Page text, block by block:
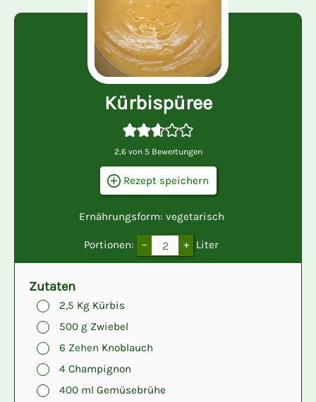
Kürbispüree
2,6von 5Bewertungen
Rezept speichern
Ernährungsform: vegetarisch
Portionen: – + Liter
Zutaten
▢
2,5 Kg Kürbis
▢
500 g Zwiebel
▢
6 Zehen Knoblauch
▢
4 Champignon
▢
400 ml Gemüsebrühe